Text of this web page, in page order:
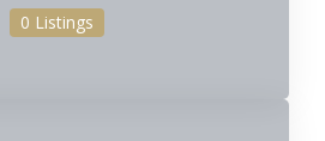
0 Listings